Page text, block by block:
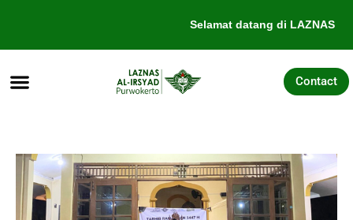
konten
Selamat datang di LAZNAS
Contact